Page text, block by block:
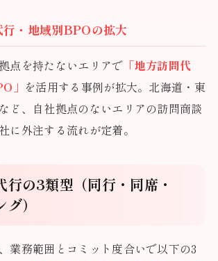
・地域別BPOの拡大
点を持たないエリアで 「地方訪問代
」 を活用する事例が拡大。北海道・東
ど、自社拠点のないエリアの訪問商談
に外注する流れが定着。
行の3類型（同行・同席・
）
業務範囲とコミット度合いで以下の3